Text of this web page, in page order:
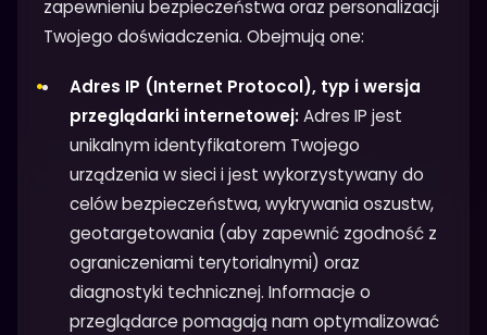
zapewnieniu bezpieczeństwa oraz personalizacji
Twojego doświadczenia. Obejmują one:
Adres IP (Internet Protocol), typ i wersja
przeglądarki internetowej:Adres IP jest
unikalnym identyfikatorem Twojego
urządzenia w sieci i jest wykorzystywany do
celów bezpieczeństwa, wykrywania oszustw,
geotargetowania (aby zapewnić zgodność z
ograniczeniami terytorialnymi) oraz
diagnostyki technicznej. Informacje o
przeglądarce pomagają nam optymalizować